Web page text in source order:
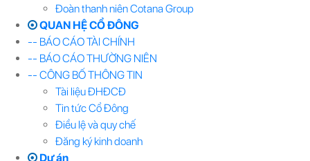
Đoàn thanh niên Cotana Group
QUAN HỆ CỔ ĐÔNG
-- BÁO CÁO TÀI CHÍNH
-- BÁO CÁO THƯỜNG NIÊN
-- CÔNG BỐ THÔNG TIN
Tài liệu ĐHĐCĐ
Tin tức Cổ Đông
Điều lệ và quy chế
Đăng ký kinh doanh
Dự án